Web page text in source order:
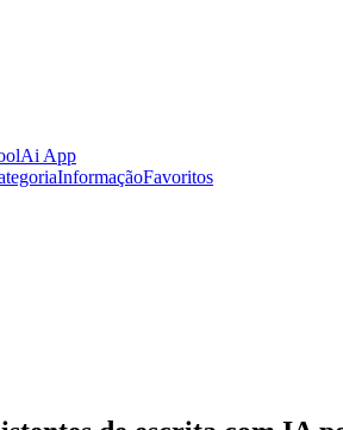
App
InformaçãoFavoritos